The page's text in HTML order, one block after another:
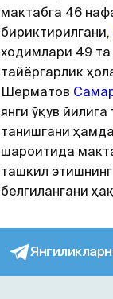
мактабга 46
бириктирилгани,
ходимлари 49 та
тайёргарлик
Шерматов
янги ўқув
танишгани ҳамда
шароитида
ташкил
белгилангани